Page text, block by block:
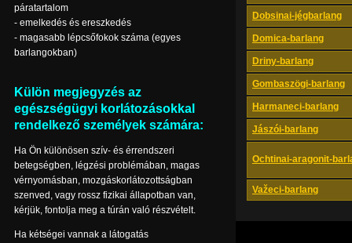
Dobsinai-jégbarlang
Domica-barlang
Driny-barlang
Gombaszögi-barlang
Harmaneci-barlang
Jászói-barlang
Ochtinai-aragonit-
Važeci-barlang
páratartalom
- emelkedés és ereszkedés
- magasabb lépcsőfokok száma (egyes
barlangokban)
Külön megjegyzés az
egészségügyi korlátozásokkal
rendelkező személyek számára:
Ha Ön különösen szív- és érrendszeri
betegségben, légzési problémában, magas
vérnyomásban, mozgáskorlátozottságban
szenved, vagy rossz fizikai állapotban van,
kérjük, fontolja meg a túrán való részvételt.
Ha kétségei vannak a látogatás